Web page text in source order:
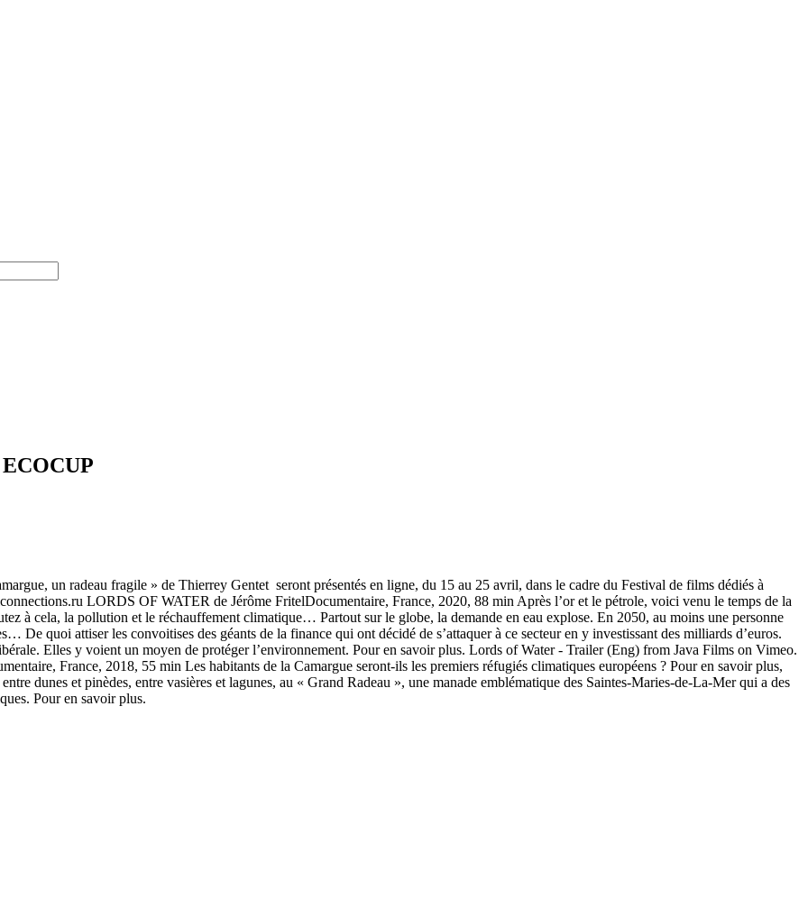
un radeau fragile » de Thierrey Gentet seront présentés en ligne, du 15 au 25 avril, dans le cadre du Festival de films dédiés à
LORDS OF WATER de Jérôme FritelDocumentaire, France, 2020, 88 min Après l’or et le pétrole, voici venu le temps de la
à cela, la pollution et le réchauffement climatique… Partout sur le globe, la demande en eau explose. En 2050, au moins une personne
De quoi attiser les convoitises des géants de la finance qui ont décidé de s’attaquer à ce secteur en y investissant des milliards d’euros.
Elles y voient un moyen de protéger l’environnement. Pour en savoir plus. Lords of Water - Trailer (Eng) from Java Films on Vimeo.
France, 2018, 55 min Les habitants de la Camargue seront-ils les premiers réfugiés climatiques européens ? Pour en savoir plus,
dunes et pinèdes, entre vasières et lagunes, au « Grand Radeau », une manade emblématique des Saintes-Maries-de-La-Mer qui a des
Pour en savoir plus.